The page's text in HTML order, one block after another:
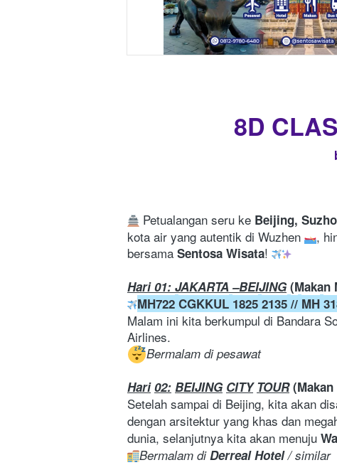
8D
Petualangan seru ke Beijing,
kota air yang autentik di Wuzhen
,
bersama Sentosa Wisata!
Hari 01: JAKARTA –BEIJING (Makan
MH722 CGKKUL 1825 2135 // MH
Malam ini kita berkumpul di Bandara
Airlines.
Bermalam di pesawat
Hari 02: BEIJING CITY TOUR (Makan
Setelah sampai di Beijing, kita akan
dengan arsitektur yang khas dan
dunia, selanjutnya kita akan menuju
Bermalam di Derreal Hotel / similar